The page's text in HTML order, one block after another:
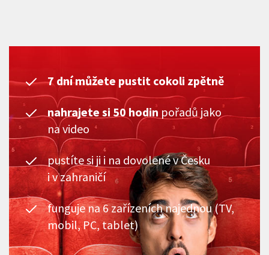
7 dní můžete pustit cokoli zpětně
nahrajete si 50 hodin pořadů jako
na video
pustíte si ji i na dovolené v Česku
i v zahraničí
funguje na 6 zařízeních najednou (TV,
mobil, PC, tablet)